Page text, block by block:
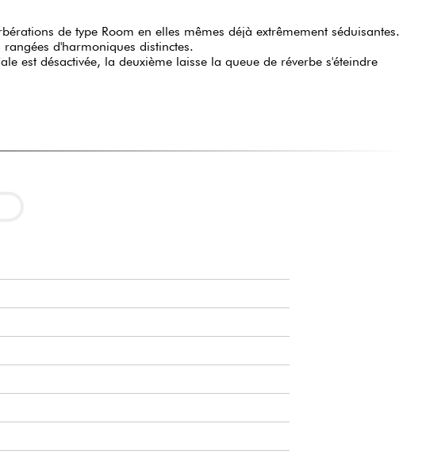
de type Room en elles mêmes déjà extrêmement séduisantes.
d'harmoniques distinctes.
est désactivée, la deuxième laisse la queue de réverbe s'éteindre